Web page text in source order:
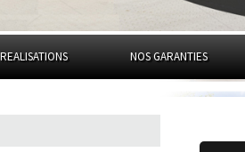
NOS GARANTIES